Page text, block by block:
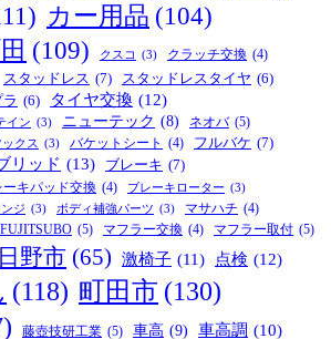
カー用品 (104)
(109) クスコ (3) クラッチ交換 (4)
スタッドレス (7) スタッドレスタイヤ (6)
(6) タイヤ交換 (12)
イン (3) ニューテック (8) ネオバ (5)
クス (3) バケットシート (4) フルバケ (7)
リッド (13) ブレーキ (7)
ーキパッド交換 (4) ブレーキローター (3)
ジ (3) ボディ補強パーツ (3) マサハチ (4)
(5) マフラー交換 (4) マフラー取付 (5)
日野市 (65) 激椅子 (11) 点検 (12)
(118) 町田市 (130)
藤壺技研工業 (5) 車高 (9) 車高調 (10)